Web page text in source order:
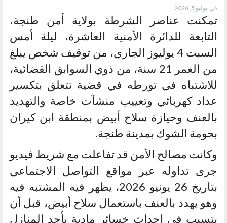
في يوليو 5, 2026
تمكنت عناصر الشرطة بولاية أمن طنجة،
التابعة للدائرة الأمنية العاشرة، ليلة أمس
السبت 4 يوليوز الجاري، من توقيف شخص يبلغ
من العمر 21 سنة، من ذوي السوابق القضائية،
للاشتباه في تورطه في قضية تتعلق بتكسير
عداد كهربائي وتعييب منشآت خاصة والتهديد
بالعنف وحيازة سلاح أبيض بمنطقة ابن كيران
بحومة الشوك بمدينة طنجة.
وكانت مصالح الأمن قد تفاعلت مع شريط فيديو
جرى تداوله عبر مواقع التواصل الاجتماعي
بتاريخ 26 يونيو 2026، يظهر فيه المشتبه فيه
وهو يهدد بالعنف باستعمال سلاح أبيض، قبل أن
يتسبب في إحداث خسائر مادية بأحد المنازل